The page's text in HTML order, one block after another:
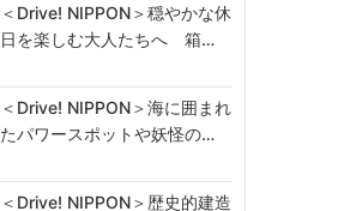
＜Drive! NIPPON＞穏やかな休
日を楽しむ大人たちへ 箱…
＜Drive! NIPPON＞海に囲まれ
たパワースポットや妖怪の…
＜Drive! NIPPON＞歴史的建造